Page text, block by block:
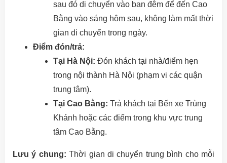
sau đó di chuyển vào ban đêm để đến Cao
Bằng vào sáng hôm sau, không làm mất thời
gian di chuyển trong ngày.
Điểm đón/trả:
Tại Hà Nội: Đón khách tại nhà/điểm hẹn
trong nội thành Hà Nội (phạm vi các quận
trung tâm).
Tại Cao Bằng: Trả khách tại Bến xe Trùng
Khánh hoặc các điểm trong khu vực trung
tâm Cao Bằng.
Lưu ý chung: Thời gian di chuyển trung bình cho mỗi